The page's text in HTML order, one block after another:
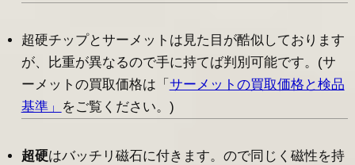
超硬チップとサーメットは見た目が酷似しております
が、比重が異なるので手に持てば判別可能です。(サ
ーメットの買取価格は「 サーメットの買取価格と検品
基準」
をご覧ください。)
超硬はバッチリ磁石に付きます。ので同じく磁性を持